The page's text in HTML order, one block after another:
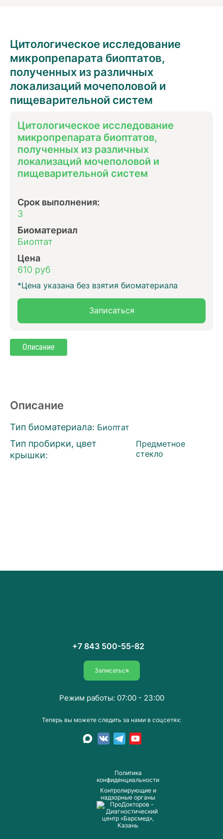
Цитологическое исследование
микропрепарата биоптатов,
полученных из различных
локализаций мочеполовой и
пищеварительной систем
Цитологическое исследование
микропрепарата биоптатов,
полученных из различных
локализаций мочеполовой и
пищеварительной систем
Срок выполнения:
3
Биоматериал
Биоптат
Цена
610 руб
*Цена указана без взятия биоматериала
Записаться
Описание
Описание
Тип биоматериала: Биоптат
Тип пробирки, цвет
крышки:
Предметное
стекло
Пoлитика
конфиденциальности
Контролирующие и
надзорные органы
+7 843 500-55-82
Записаться
Теперь вы можете следить за нами в соцсетях:
Режим работы: 07:00 - 23:00